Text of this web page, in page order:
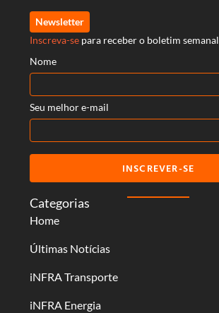
Categorias
Home
Últimas Notícias
iNFRA Transporte
iNFRA Energia
Newsletter
Inscreva-se para receber o boletim semanal
Nome
Seu melhor e-mail
INSCREVER-SE